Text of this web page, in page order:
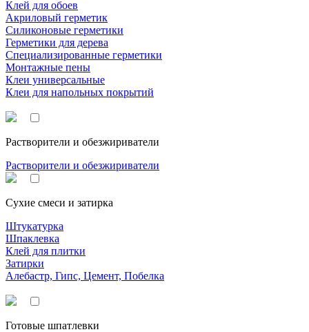
Клей для обоев
Акриловый герметик
Силиконовые герметики
Герметики для дерева
Специализированные герметики
Монтажные пены
Клеи универсальные
Клеи для напольных покрытий
Растворители и обезжириватели
Растворители и обезжириватели
Сухие смеси и затирка
Штукатурка
Шпаклевка
Клей для плитки
Затирки
Алебастр, Гипс, Цемент, Побелка
Готовые шпатлевки